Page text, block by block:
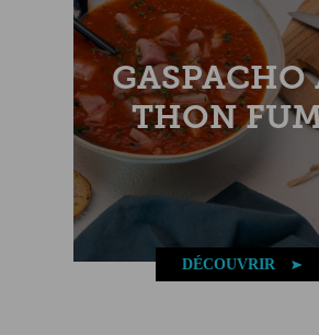
GASPACHO
THON
DÉCOUVRIR